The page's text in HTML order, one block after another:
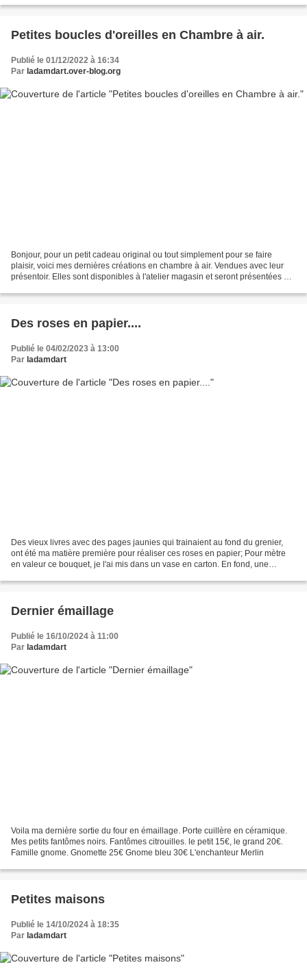
Petites boucles d'oreilles en Chambre à air.
Publié le 01/12/2022 à 16:34
Par ladamdart.over-blog.org
Bonjour, pour un petit cadeau original ou tout simplement pour se faire
plaisir, voici mes dernières créations en chambre à air. Vendues avec leur
présentoir. Elles sont disponibles à l'atelier magasin et seront présentées au
Des roses en papier....
Publié le 04/02/2023 à 13:00
Par ladamdart
Des vieux livres avec des pages jaunies qui trainaient au fond du grenier,
ont été ma matière première pour réaliser ces roses en papier; Pour mètre
en valeur ce bouquet, je l'ai mis dans un vase en carton. En fond, une
Dernier émaillage
Publié le 16/10/2024 à 11:00
Par ladamdart
Voila ma dernière sortie du four en émaillage. Porte cuillère en céramique.
Mes petits fantômes noirs. Fantômes citrouilles. le petit 15€, le grand 20€.
Famille gnome. Gnomette 25€ Gnome bleu 30€ L'enchanteur Merlin
Petites maisons
Publié le 14/10/2024 à 18:35
Par ladamdart